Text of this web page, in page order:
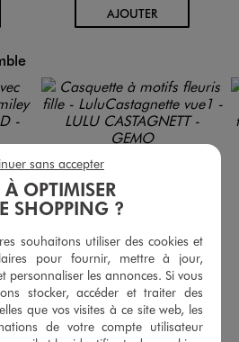
AJOUTERAU PANIER
Casquette à motifs fleuris fille - LuluCastagnette
À OPTIMISER
SHOPPING ?
souhaitons utiliser des cookies et
pour fournir, mettre à jour,
personnaliser les annonces. Si vous
stocker, accéder et traiter des
que vos visites à ce site web, les
de votre compte utilisateur
sans accepter